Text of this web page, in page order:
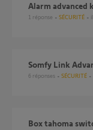
Alarm
1 réponse SÉCURITÉ
Somfy Link
6 réponses SÉCURITÉ
Box tahoma